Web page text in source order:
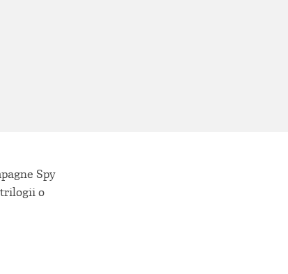
Spy
trilogii o